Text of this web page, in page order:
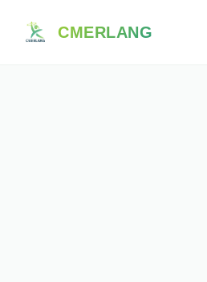
CMERLANG